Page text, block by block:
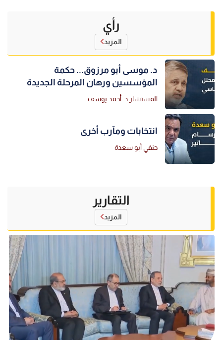
رأي
المزيد
د. موسى أبو مرزوق... حكمة
المؤسسين ورهان المرحلة الجديدة
المستشار د. أحمد يوسف
انتخابات ومآرب أخرى
حنفي أبو سعدة
التقارير
المزيد